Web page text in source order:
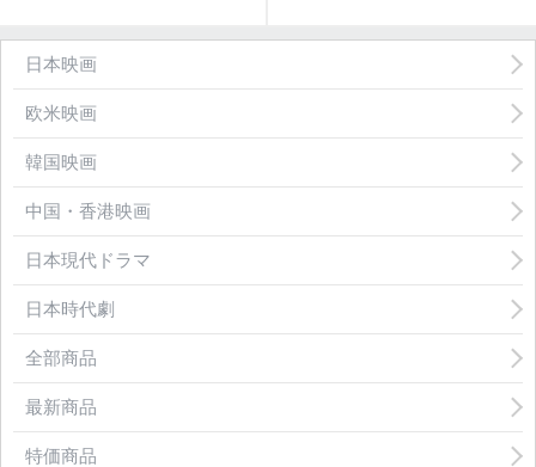
日本映画
欧米映画
韓国映画
中国・香港映画
日本現代ドラマ
日本時代劇
全部商品
最新商品
特価商品